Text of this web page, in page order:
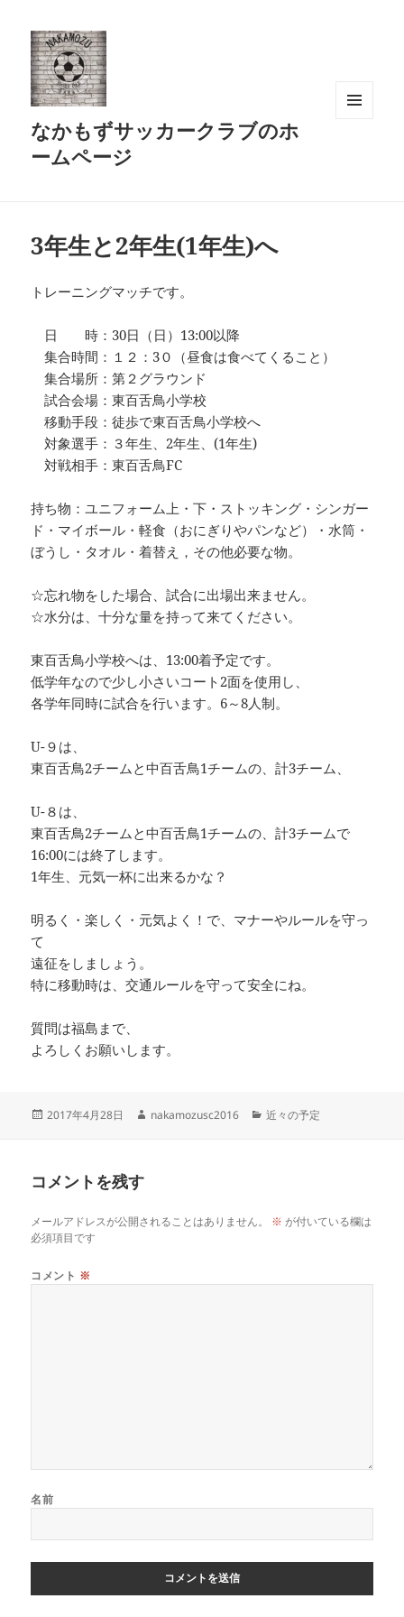
なかもずサッカークラブのホ
ームページ
3年生と2年生(1年生)へ
トレーニングマッチです。
日 時：30日（日）13:00以降
集合時間：１２：3０（昼食は食べてくること）
集合場所：第２グラウンド
試合会場：東百舌鳥小学校
移動手段：徒歩で東百舌鳥小学校へ
対象選手：３年生、2年生、(1年生)
対戦相手：東百舌鳥FC
持ち物：ユニフォーム上・下・ストッキング・シンガー
ド・マイボール・軽食（おにぎりやパンなど）・水筒・
ぼうし・タオル・着替え，その他必要な物。
☆忘れ物をした場合、試合に出場出来ません。
☆水分は、十分な量を持って来てください。
東百舌鳥小学校へは、13:00着予定です。
低学年なので少し小さいコート2面を使用し、
各学年同時に試合を行います。6～8人制。
U-９は、
東百舌鳥2チームと中百舌鳥1チームの、計3チーム、
U-８は、
東百舌鳥2チームと中百舌鳥1チームの、計3チームで
16:00には終了します。
1年生、元気一杯に出来るかな？
明るく・楽しく・元気よく！で、マナーやルールを守っ
て
遠征をしましょう。
特に移動時は、交通ルールを守って安全にね。
質問は福島まで、
よろしくお願いします。
投
2017年4月28日
作
nakamozusc2016
カ
近々の予定
コメントを残す
メールアドレスが公開されることはありません。 ※ が付いている欄は
必須項目です
コメント ※
名前